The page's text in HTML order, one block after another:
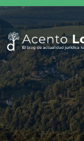
Ir
al
contenido